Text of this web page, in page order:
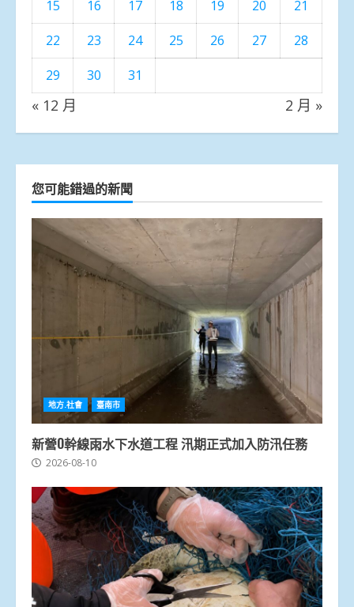
15
16 17 18 19 20
21
22
23 24 25 26 27
28
29
30 31
« 12 月 2 月 »
您可能錯過的新聞
地方.社會 臺南市
新營O幹線雨水下水道工程 汛期正式加入防汛任務
2026-08-10